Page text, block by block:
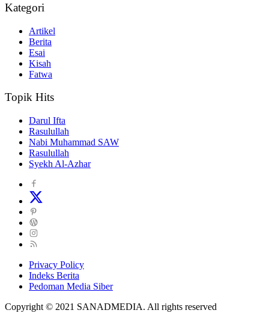
Kategori
Artikel
Berita
Esai
Kisah
Fatwa
Topik Hits
Darul Ifta
Rasulullah
Nabi Muhammad SAW
Rasulullah
Syekh Al-Azhar
Privacy Policy
Indeks Berita
Pedoman Media Siber
Copyright © 2021 SANADMEDIA. All rights reserved